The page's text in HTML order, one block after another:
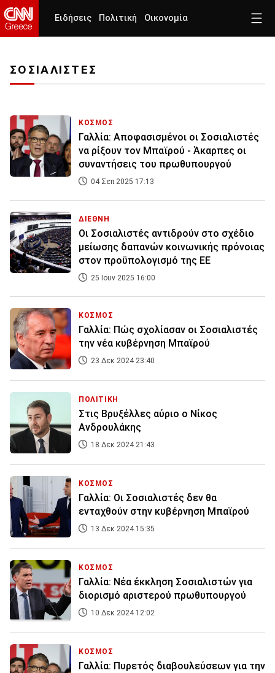
Ειδήσεις Πολιτική Οικονομία
ΣΟΣΙΑΛΙΣΤΕΣ
ΚΟΣΜΟΣ
Γαλλία: Αποφασισμένοι οι Σοσιαλιστές
να ρίξουν τον Μπαϊρού - Άκαρπες οι
συναντήσεις του πρωθυπουργού
04 Σεπ 2025 17:13
ΔΙΕΘΝΗ
Οι Σοσιαλιστές αντιδρούν στο σχέδιο
μείωσης δαπανών κοινωνικής πρόνοιας
στον προϋπολογισμό της ΕΕ
25 Ιουν 2025 16:00
ΚΟΣΜΟΣ
Γαλλία: Πώς σχολίασαν οι Σοσιαλιστές
την νέα κυβέρνηση Μπαϊρού
23 Δεκ 2024 23:40
ΠΟΛΙΤΙΚΗ
Στις Βρυξέλλες αύριο ο Νίκος
Ανδρουλάκης
18 Δεκ 2024 21:43
ΚΟΣΜΟΣ
Γαλλία: Οι Σοσιαλιστές δεν θα
ενταχθούν στην κυβέρνηση Μπαϊρού
13 Δεκ 2024 15:35
ΚΟΣΜΟΣ
Γαλλία: Νέα έκκληση Σοσιαλιστών για
διορισμό αριστερού πρωθυπουργού
10 Δεκ 2024 12:02
ΚΟΣΜΟΣ
Γαλλία: Πυρετός διαβουλεύσεων για την